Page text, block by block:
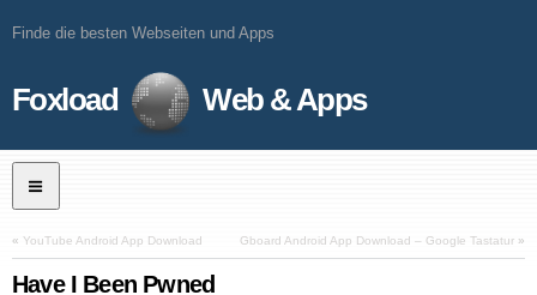
Finde die besten Webseiten und Apps
Foxload Web & Apps
« YouTube Android App Download Gboard Android App Download – Google Tastatur »
Have I Been Pwned